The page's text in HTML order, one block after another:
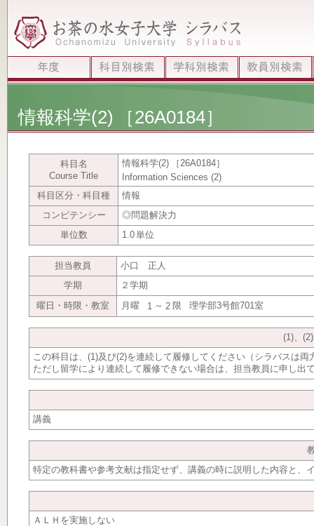
情報科学(2) ［26A0184］
科目名
Course Title
情報科学(2)
［26A0184］
Information Sciences (2)
科目区分・科目種
情報
コンピテンシー
◎問題解決力
単位数
1.0単位
担当教員
小口 正人
学期
２学期
曜日・時限・教室
月曜 1 ～ 2 限 理学部3号館701室
(1)、
この科目は、(1)及び(2)を連続して履修してください（シラバスは
ただし留学により連続して履修できない場合は、担当教員に申し出
講義
特定の教科書や参考文献は指定せず、講義の時に説明した内容と、
ＡＬＨを実施しない